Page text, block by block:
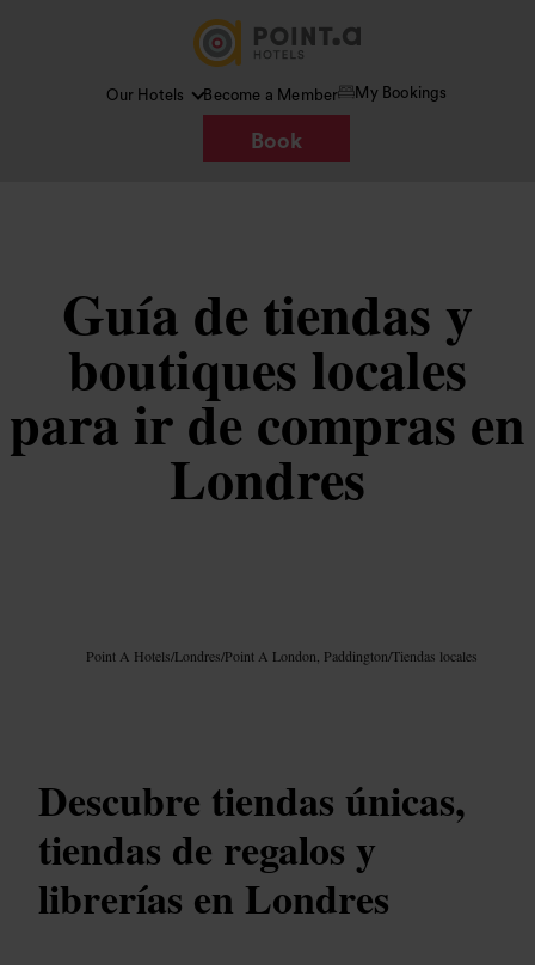
Our Hotels Become a Member My Bookings
Book
Guía de tiendas y
boutiques locales
para ir de compras en
Londres
Point A Hotels/Londres/Point A London, Paddington/Tiendas locales
Descubre tiendas únicas,
tiendas de regalos y
librerías en Londres